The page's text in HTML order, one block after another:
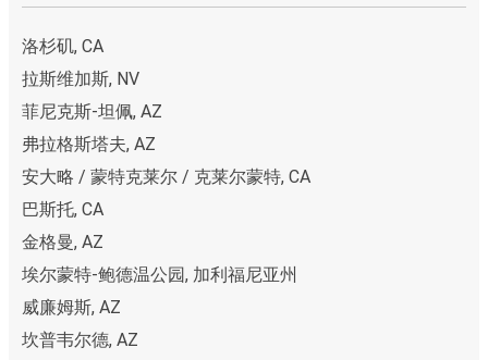
洛杉矶, CA
拉斯维加斯, NV
菲尼克斯-坦佩, AZ
弗拉格斯塔夫, AZ
安大略 / 蒙特克莱尔 / 克莱尔蒙特, CA
巴斯托, CA
金格曼, AZ
埃尔蒙特-鲍德温公园, 加利福尼亚州
威廉姆斯, AZ
坎普韦尔德, AZ